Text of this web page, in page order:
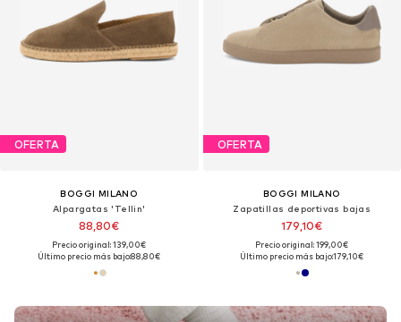
OFERTA
BOGGI MILANO
Alpargatas 'Tellin'
88,80€
Precio original: 139,00€
Último precio más bajo:88,80€
OFERTA
BOGGI MILANO
Zapatillas deportivas bajas
179,10€
Precio original: 199,00€
Último precio más bajo:179,10€